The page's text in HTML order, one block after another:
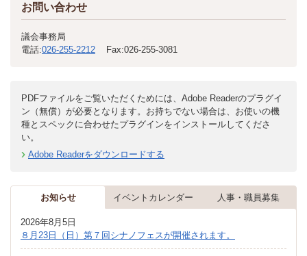
お問い合わせ
議会事務局
電話:026-255-2212 Fax:026-255-3081
PDFファイルをご覧いただくためには、Adobe Readerのプラグイ
ン（無償）が必要となります。お持ちでない場合は、お使いの機
種とスペックに合わせたプラグインをインストールしてくださ
い。
Adobe Readerをダウンロードする
お知らせ イベントカレンダー 人事・職員募集
2026年8月5日
８月23日（日）第７回シナノフェスが開催されます。